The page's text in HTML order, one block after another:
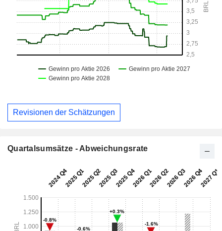
Revisionen der Schätzungen
Quartalsumsätze - Abweichungsrate